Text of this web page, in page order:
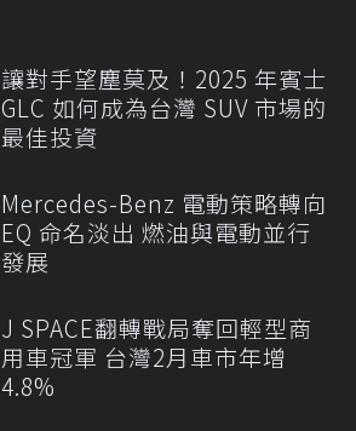
讓對手望塵莫及！2025 年賓士
GLC 如何成為台灣 SUV 市場的
最佳投資
Mercedes-Benz 電動策略轉向
EQ 命名淡出 燃油與電動並行
發展
J SPACE翻轉戰局奪回輕型商
用車冠軍 台灣2月車市年增
4.8%